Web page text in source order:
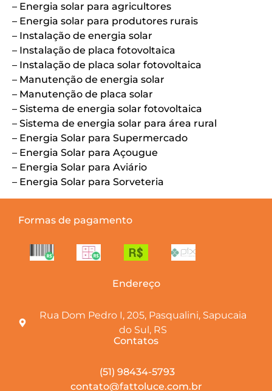
– Energia solar para agricultores
– Energia solar para produtores rurais
– Instalação de energia solar
– Instalação de placa fotovoltaica
– Instalação de placa solar fotovoltaica
– Manutenção de energia solar
– Manutenção de placa solar
– Sistema de energia solar fotovoltaica
– Sistema de energia solar para área rural
– Energia Solar para Supermercado
– Energia Solar para Açougue
– Energia Solar para Aviário
– Energia Solar para Sorveteria
Formas de pagamento
Endereço
Rua Dom Pedro I, 205, Pasqualini, Sapucaia
do Sul, RS
Contatos
(51) 98434-5793
contato@fattoluce.com.br